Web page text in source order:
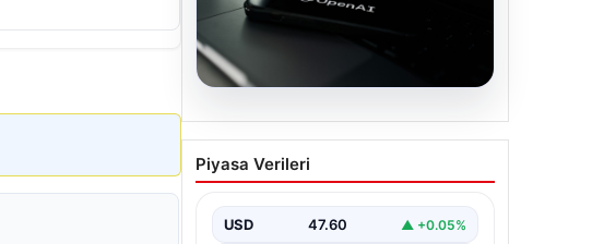
05.08.2026
OpenAI, yapay zeka
modellerinin sınırların
Piyasa Verileri
USD 47.60 ▲ +0.05%